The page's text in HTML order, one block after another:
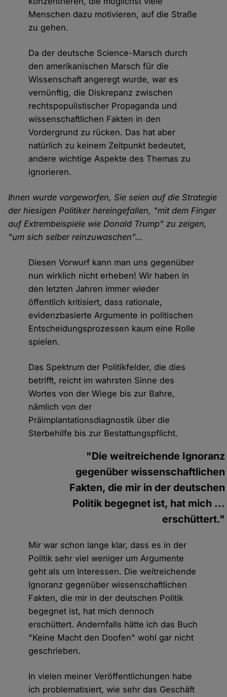
Menschen dazu motivieren, auf die Straße
zu gehen.
Da der deutsche Science-Marsch durch
den amerikanischen Marsch für die
Wissenschaft angeregt wurde, war es
vernünftig, die Diskrepanz zwischen
rechtspopulistischer Propaganda und
wissenschaftlichen Fakten in den
Vordergrund zu rücken. Das hat aber
natürlich zu keinem Zeitpunkt bedeutet,
andere wichtige Aspekte des Themas zu
ignorieren.
Ihnen wurde vorgeworfen, Sie seien auf die Strategie
der hiesigen Politiker hereingefallen, "mit dem Finger
auf Extrembeispiele wie Donald Trump" zu zeigen,
"um sich selber reinzuwaschen"…
Diesen Vorwurf kann man uns gegenüber
nun wirklich nicht erheben! Wir haben in
den letzten Jahren immer wieder
öffentlich kritisiert, dass rationale,
evidenzbasierte Argumente in politischen
Entscheidungsprozessen kaum eine Rolle
spielen.
Das Spektrum der Politikfelder, die dies
betrifft, reicht im wahrsten Sinne des
Wortes von der Wiege bis zur Bahre,
nämlich von der
Präimplantationsdiagnostik über die
Sterbehilfe bis zur Bestattungspflicht.
"Die weitreichende Ignoranz
gegenüber wissenschaftlichen
Fakten, die mir in der deutschen
Politik begegnet ist, hat mich ...
erschüttert."
Mir war schon lange klar, dass es in der
Politik sehr viel weniger um Argumente
geht als um Interessen. Die weitreichende
Ignoranz gegenüber wissenschaftlichen
Fakten, die mir in der deutschen Politik
begegnet ist, hat mich dennoch
erschüttert. Andernfalls hätte ich das Buch
"Keine Macht den Doofen" wohl gar nicht
geschrieben.
In vielen meiner Veröffentlichungen habe
ich problematisiert, wie sehr das Geschäft